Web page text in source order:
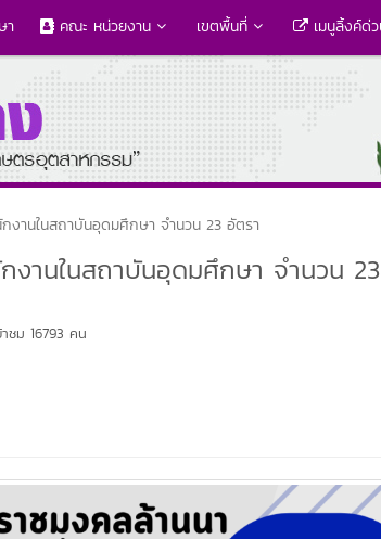
า คณะ หน่วยงาน เขตพื้นที่ เมนูลิ้งค์ด่
งานในสถาบันอุดมศึกษา จำนวน 23 อัตรา
งานในสถาบันอุดมศึกษา จำนวน 23
ชม 16793 คน